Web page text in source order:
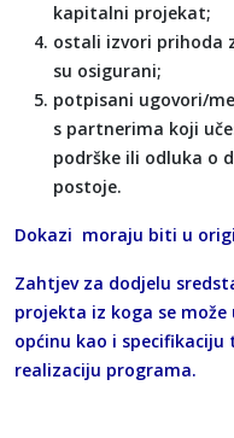
kapitalni projekat;
ostali izvori prihoda
su osigurani;
potpisani ugovori/
s partnerima koji
podrške ili odluka o
postoje.
Dokazi moraju biti u
Zahtjev za dodjelu
projekta iz koga se
općinu kao i
realizaciju programa.